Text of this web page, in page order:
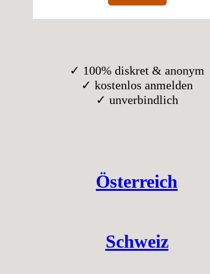
✓ 100% diskret & anonym
✓ kostenlos anmelden
✓ unverbindlich
Österreich
Schweiz